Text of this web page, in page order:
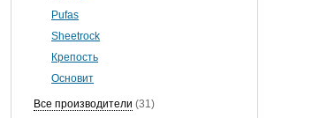
Pufas
Sheetrock
Крепость
Основит
Все производители (31)